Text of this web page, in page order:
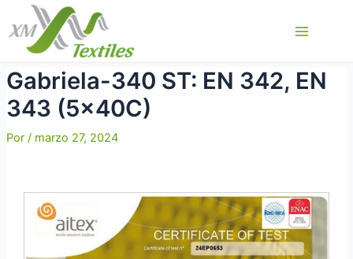
contenido
Menu
Gabriela-340 ST: EN 342, EN
343 (5x40C)
Por / marzo 27, 2024